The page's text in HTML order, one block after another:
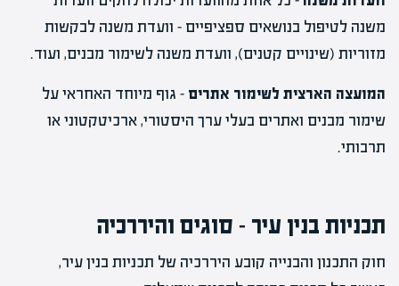
משנה לטיפול בנושאים ספציפיים – וועדת משנה לבקשות
מזוריות (שינויים קטנים), וועדת משנה לשימור מבנים, ועוד.
המועצה הארצית לשימור אתרים – גוף מיוחד האחראי על
שימור מבנים ואתרים בעלי ערך היסטורי, ארכיטקטוני או
תרבותי.
תכניות בנין עיר – סוגים והיררכיה
חוק התכנון והבנייה קובע היררכיה של תכניות בנין עיר,